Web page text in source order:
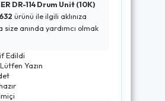
DR-114 Drum Unit (10K)
ürünü ile ilgili aklınıza
size anında yardımcı olmak
Edildi
Yazın